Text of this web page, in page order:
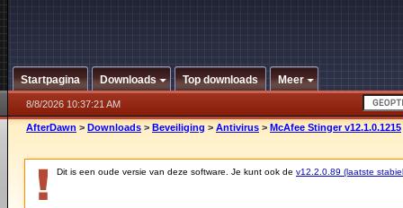
Startpagina Downloads Top downloads Meer
8/8/2026 10:37:21 AM
AfterDawn > Downloads > Beveiliging > Antivirus > McAfee Stinger v12.1.0.1215
Dit is een oude versie van deze software. Je kunt ook de v12.2.0.89 (laatste